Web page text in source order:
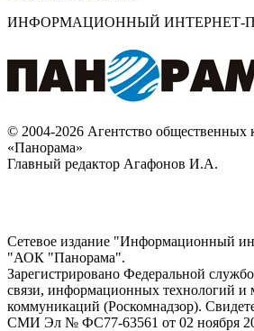
ИНФОРМАЦИОННЫЙ ИНТЕРНЕТ-
© 2004-2026 Агентство общественных
«Панорама»
Главный редактор Агафонов И.А.
Сетевое издание "Информационный
"АОК "Панорама".
Зарегистрировано Федеральной
связи, информационных технологий и
коммуникаций (Роскомнадзор).
СМИ Эл № ФС77-63561 от 02 ноября